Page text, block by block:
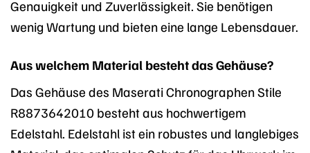
Genauigkeit und Zuverlässigkeit. Sie benötigen
wenig Wartung und bieten eine lange Lebensdauer.
Aus welchem Material besteht das Gehäuse?
Das Gehäuse des Maserati Chronographen Stile
R8873642010 besteht aus hochwertigem
Edelstahl. Edelstahl ist ein robustes und langlebiges